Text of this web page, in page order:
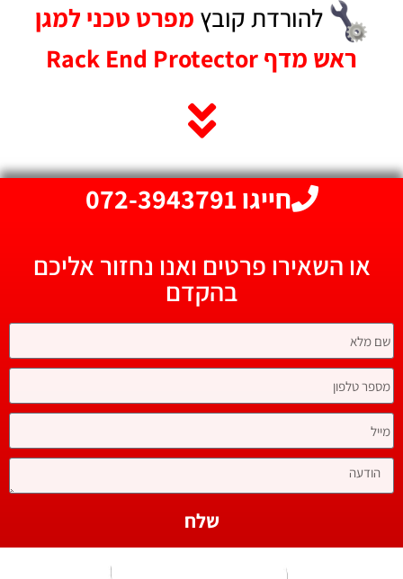
להורדת קובץ מפרט טכני למגן
ראש מדף Rack End Protector
חייגו 072-3943791
או השאירו פרטים ואנו נחזור אליכם
בהקדם
שלח